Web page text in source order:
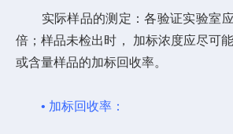
实际样品的测定：各验证实验室应
倍；样品未检出时， 加标浓度应尽可
或含量样品的加标回收率。
• 加标回收率：